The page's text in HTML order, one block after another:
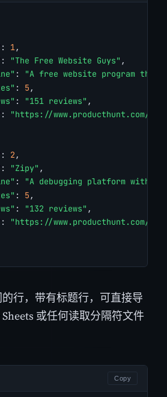
: 1,
: "The Free Website Guys" ,
:
"A free website program that
: 5 ,
: "151 reviews" ,
:
"https://www.producthunt.com/
: 2 ,
: "Zipy" ,
:
"A debugging platform with
: 5 ,
: "132 reviews" ,
:
"https://www.producthunt.com/
的行，带有标题行，可直接导
或任何读取分隔符文件
Copy